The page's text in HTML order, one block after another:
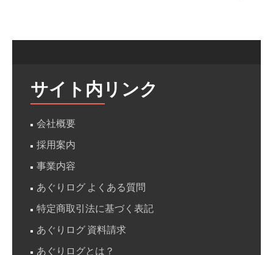
サイト内リンク
会社概要
採用案内
事業内容
あぐりログ よくある質問
特定商取引法に基づく表記
あぐりログ 資料請求
あぐりログとは？